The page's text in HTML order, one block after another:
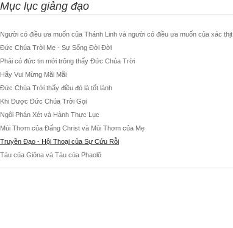
Mục lục giảng đạo
Người có điều ưa muốn của Thánh Linh và người có điều ưa muốn của xác thịt
Đức Chúa Trời Mẹ - Sự Sống Đời Đời
Phải có đức tin mới trông thấy Đức Chúa Trời
Hãy Vui Mừng Mãi Mãi
Đức Chúa Trời thấy điều đó là tốt lành
Khi Được Đức Chúa Trời Gọi
Ngôi Phán Xét và Hành Thực Lục
Mùi Thơm của Đấng Christ và Mùi Thơm của Mẹ
Truyền Đạo - Hội Thoại của Sự Cứu Rỗi
Tàu của Giôna và Tàu của Phaolô